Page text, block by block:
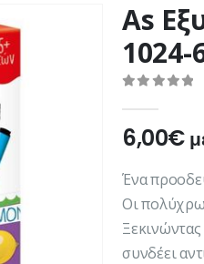
As
1024-
6,00€
Ένα
Οι
συνδέει